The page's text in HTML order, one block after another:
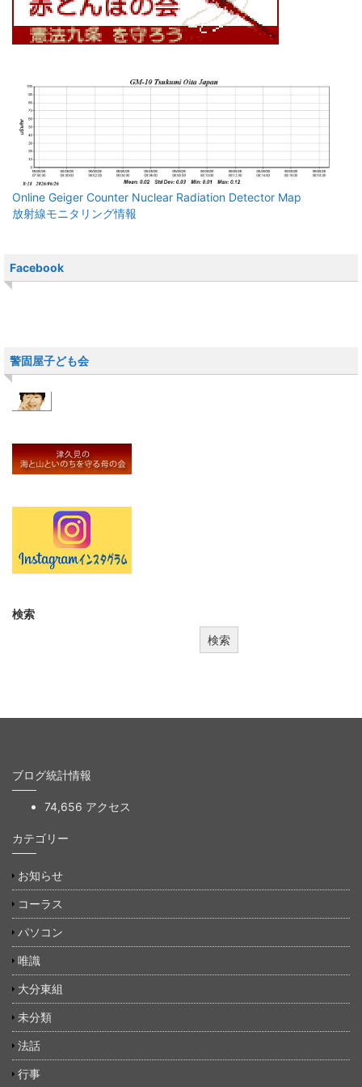
Online Geiger Counter Nuclear Radiation Detector Map
放射線モニタリング情報
Facebook
警固屋子ども会
検索
検索
ブログ統計情報
74,656 アクセス
カテゴリー
お知らせ
コーラス
パソコン
唯識
大分東組
未分類
法話
行事